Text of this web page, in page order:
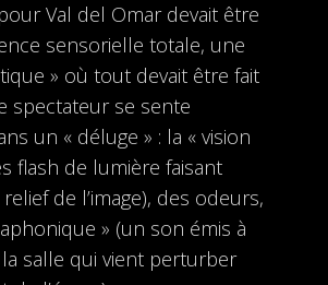
Val del Omar devait être
sensorielle totale, une
» où tout devait être fait
spectateur se sente
un « déluge » : la « vision
flash de lumière faisant
de l’image), des odeurs,
» (un son émis à
la salle qui vient perturber